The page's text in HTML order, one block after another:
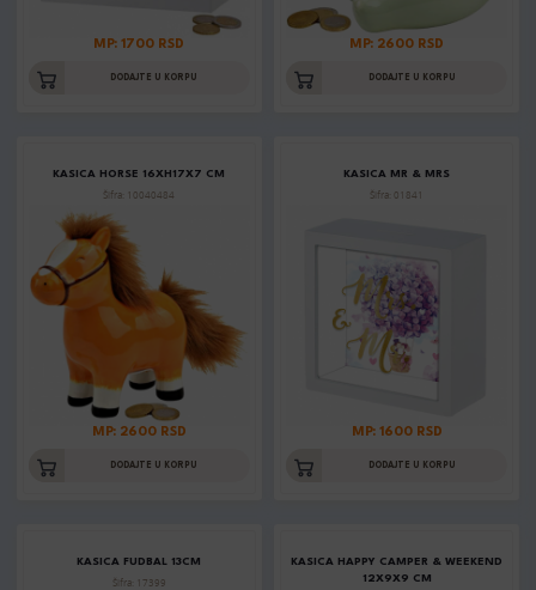
MP: 1700 RSD
DODAJTE U KORPU
MP: 2600 RSD
DODAJTE U KORPU
KASICA HORSE 16XH17X7 CM
Šifra: 10040484
MP: 2600 RSD
DODAJTE U KORPU
KASICA MR & MRS
Šifra: 01841
MP: 1600 RSD
DODAJTE U KORPU
KASICA FUDBAL 13CM
Šifra: 17399
KASICA HAPPY CAMPER & WEEKEND
12X9X9 CM